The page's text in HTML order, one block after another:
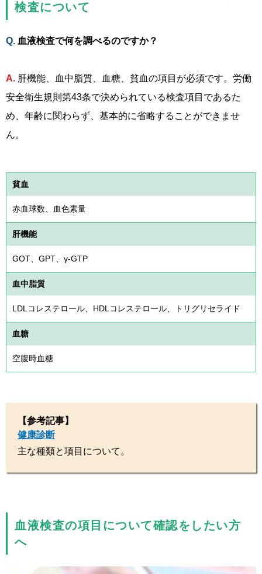
検査について
血液検査で何を調べるのですか？
肝機能、血中脂質、血糖、貧血の項目が必須です。労働
安全衛生規則第43条で決められている検査項目であるた
め、年齢に関わらず、基本的に省略することができませ
ん。
貧血
赤血球数、血色素量
肝機能
GOT、GPT、γ-GTP
血中脂質
LDLコレステロール、HDLコレステロール、トリグリセライド
血糖
空腹時血糖
【参考記事】
健康診断
主な種類と項目について。
血液検査の項目について確認をしたい方
へ